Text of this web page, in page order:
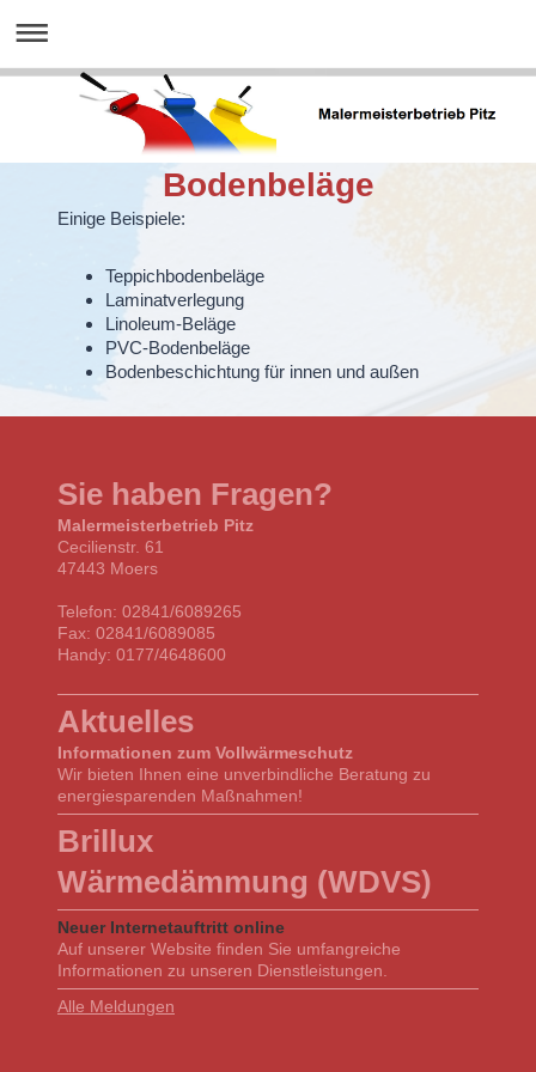
Bodenbeläge
Einige Beispiele:
Teppichbodenbeläge
Laminatverlegung
Linoleum-Beläge
PVC-Bodenbeläge
Bodenbeschichtung für innen und außen
Sie haben Fragen?
Malermeisterbetrieb Pitz
Cecilienstr. 61
47443 Moers
Telefon: 02841/6089265
Fax: 02841/6089085
Handy: 0177/4648600
Aktuelles
Informationen zum Vollwärmeschutz
Wir bieten Ihnen eine unverbindliche Beratung zu
energiesparenden Maßnahmen!
Brillux
Wärmedämmung (WDVS)
Neuer Internetauftritt online
Auf unserer Website finden Sie umfangreiche
Informationen zu unseren Dienstleistungen.
Alle Meldungen